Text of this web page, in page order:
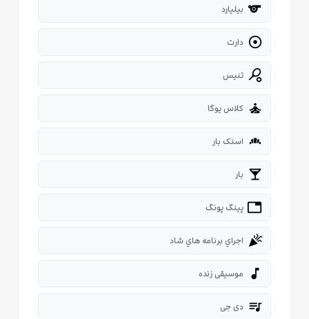
بیلیارد
 دارت
sports_tennis تنیس
self_improvement کلاس یوگا
bakery_dining اسنک بار
local_bar بار
پینگ پونگ
celebration اجراي برنامه هاي شاد
music_note موسیقی زنده
queue_music دی جی